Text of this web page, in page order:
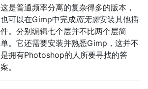
这是普通频率分离的复杂得多的版本，
也可以在Gimp中完成而无需安装其他插
件。分别编辑七个层并不比两个层简
单。它还需要安装并熟悉Gimp，这并不
是拥有Photoshop的人所要寻找的答
案。